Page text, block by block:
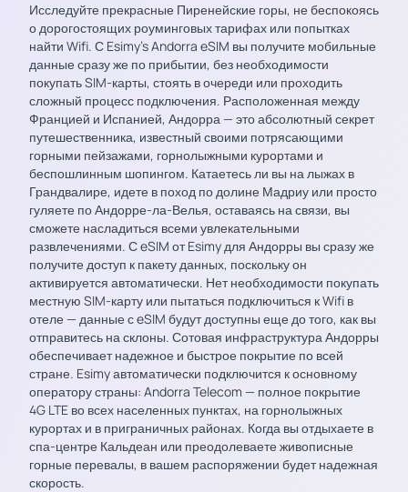
Исследуйте прекрасные Пиренейские горы, не беспокоясь
о дорогостоящих роуминговых тарифах или попытках
найти Wifi. С Esimy’s Andorra eSIM вы получите мобильные
данные сразу же по прибытии, без необходимости
покупать SIM-карты, стоять в очереди или проходить
сложный процесс подключения. Расположенная между
Францией и Испанией, Андорра — это абсолютный секрет
путешественника, известный своими потрясающими
горными пейзажами, горнолыжными курортами и
беспошлинным шопингом. Катаетесь ли вы на лыжах в
Грандвалире, идете в поход по долине Мадриу или просто
гуляете по Андорре-ла-Велья, оставаясь на связи, вы
сможете насладиться всеми увлекательными
развлечениями. С eSIM от Esimy для Андорры вы сразу же
получите доступ к пакету данных, поскольку он
активируется автоматически. Нет необходимости покупать
местную SIM-карту или пытаться подключиться к Wifi в
отеле — данные с eSIM будут доступны еще до того, как вы
отправитесь на склоны. Сотовая инфраструктура Андорры
обеспечивает надежное и быстрое покрытие по всей
стране. Esimy автоматически подключится к основному
оператору страны: Andorra Telecom — полное покрытие
4G LTE во всех населенных пунктах, на горнолыжных
курортах и в приграничных районах. Когда вы отдыхаете в
спа-центре Кальдеан или преодолеваете живописные
горные перевалы, в вашем распоряжении будет надежная
скорость.